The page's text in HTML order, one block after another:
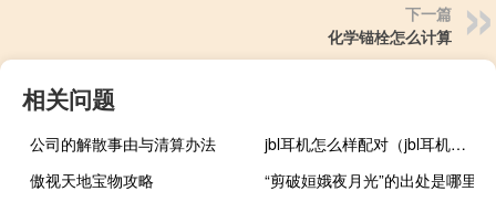
下一篇
化学锚栓怎么计算
相关问题
公司的解散事由与清算办法
jbl耳机怎么样配对（jbl耳机怎么样）
傲视天地宝物攻略
“剪破姮娥夜月光”的出处是哪里